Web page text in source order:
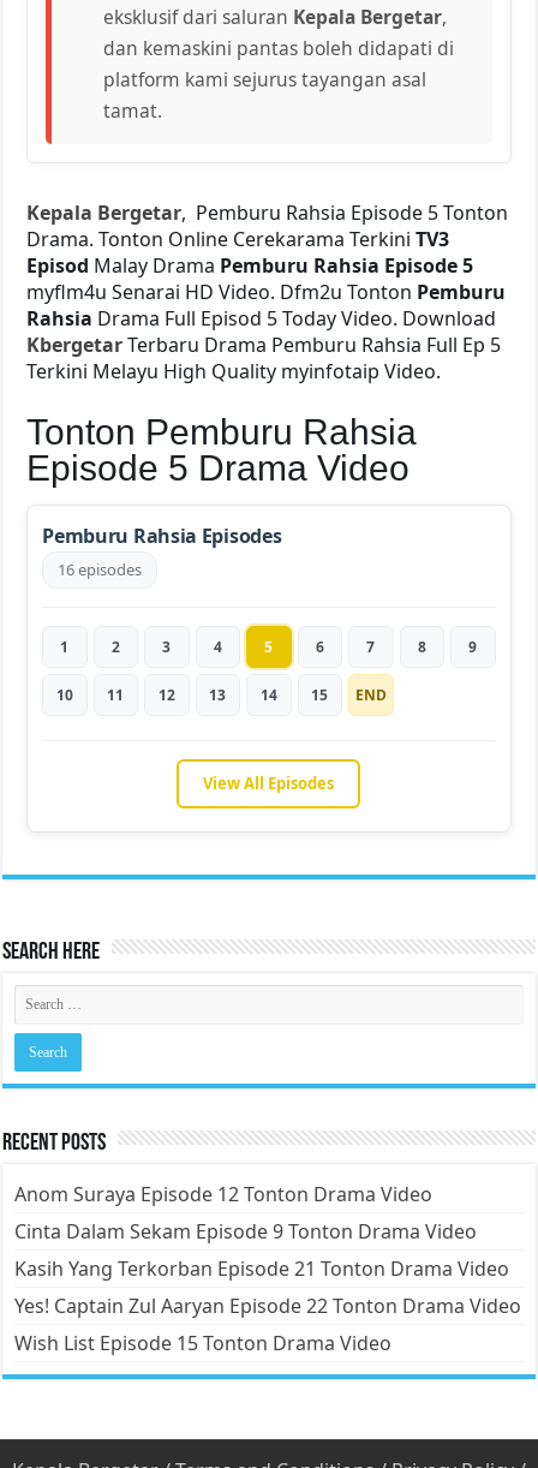
eksklusif dari saluran Kepala Bergetar,
dan kemaskini pantas boleh didapati di
platform kami sejurus tayangan asal
tamat.
Kepala Bergetar, Pemburu Rahsia Episode 5 Tonton
Drama. Tonton Online Cerekarama TerkiniTV3
Episod Malay Drama Pemburu Rahsia Episode 5
myflm4u Senarai HD Video. Dfm2u Tonton Pemburu
Rahsia Drama Full Episod 5 Today Video. Download
KbergetarTerbaru Drama Pemburu Rahsia Full Ep 5
Terkini Melayu High Quality myinfotaip Video.
Tonton Pemburu Rahsia
Episode 5 Drama Video
Pemburu Rahsia Episodes
16 episodes
1 2 3 4 5 6 7 8 9
10 11 12 13 14 15 END
View All Episodes
Search Here
Recent Posts
Anom Suraya Episode 12 Tonton Drama Video
Cinta Dalam Sekam Episode 9 Tonton Drama Video
Kasih Yang Terkorban Episode 21 Tonton Drama Video
Yes! Captain Zul Aaryan Episode 22 Tonton Drama Video
Wish List Episode 15 Tonton Drama Video